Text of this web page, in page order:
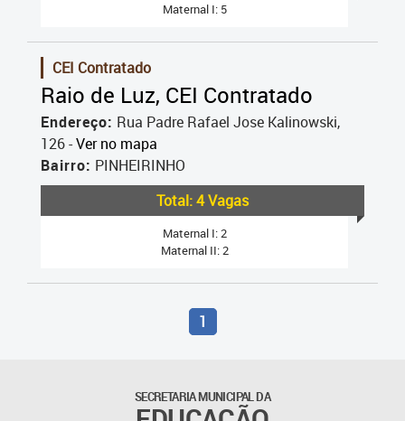
Maternal I: 5
CEI Contratado
Raio de Luz, CEI Contratado
Endereço: Rua Padre Rafael Jose Kalinowski,
126 -Ver no mapa
Bairro: PINHEIRINHO
Total: 4 Vagas
Maternal I: 2
Maternal II: 2
1
SECRETARIA MUNICIPAL DA